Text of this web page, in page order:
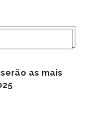
as mais